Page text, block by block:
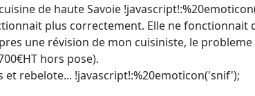
de haute Savoie
plus correctement. Elle ne
une révision de mon cuisiniste, le
hors pose).
rebelote... !javascript!:%20emoticon('snif');